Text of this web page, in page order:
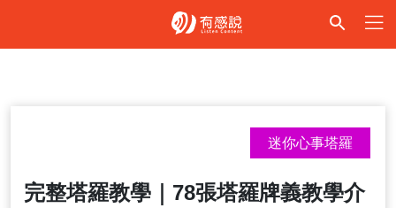
完整塔羅教學｜78張塔羅牌義教學介
迷你心事塔羅